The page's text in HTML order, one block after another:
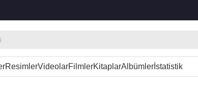
ResimlerVideolarFilmlerKitaplarAlbümler İstatistik